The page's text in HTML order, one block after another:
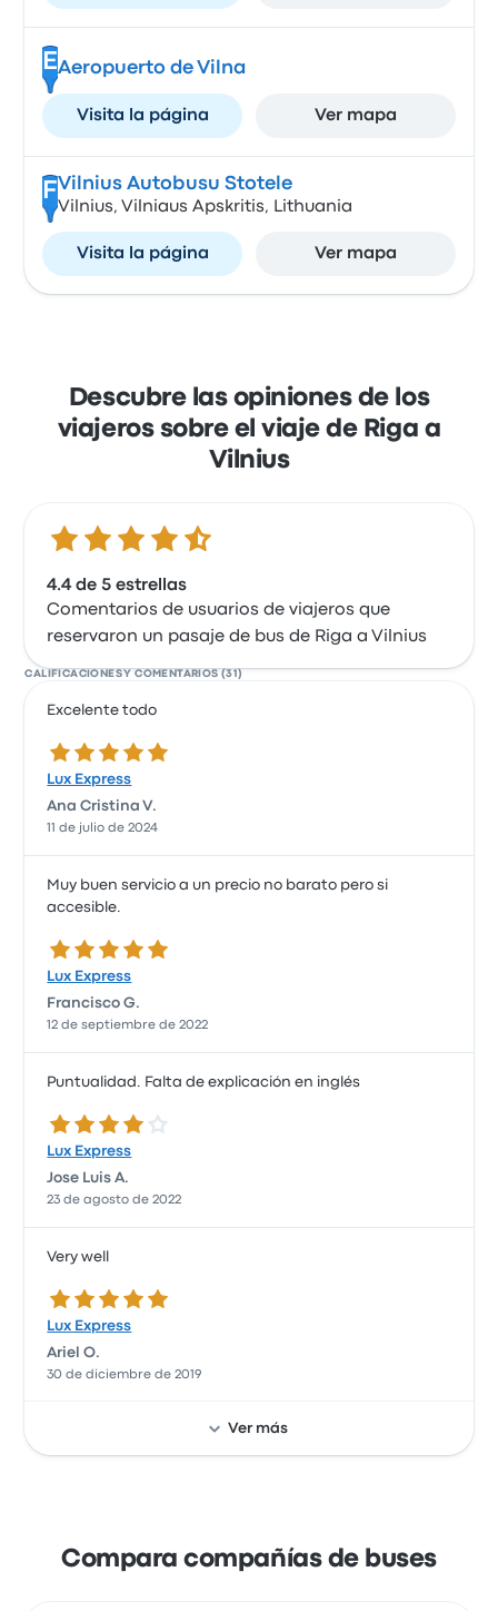
EAeropuerto de Vilna
Visita la página Ver mapa
F Vilnius Autobusu Stotele
Vilnius, Vilniaus Apskritis, Lithuania
Visita la página Ver mapa
Descubre las opiniones de los
viajeros sobre el viaje de Riga a
Vilnius
4.4 de 5 estrellas
4.4 de 5 estrellas
Comentarios de usuarios de viajeros que
reservaron un pasaje de bus de Riga a Vilnius
CALIFICACIONES Y COMENTARIOS (31)
Excelente todo
5.0 de 5 estrellas
Lux Express
Ana Cristina V.
11 de julio de 2024
Muy buen servicio a un precio no barato pero si
accesible.
5.0 de 5 estrellas
Lux Express
Francisco G.
12 de septiembre de 2022
Puntualidad. Falta de explicación en inglés
4.0 de 5 estrellas
Lux Express
Jose Luis A.
23 de agosto de 2022
Very well
5.0 de 5 estrellas
Lux Express
Ariel O.
30 de diciembre de 2019
Ver más
Compara compañías de buses